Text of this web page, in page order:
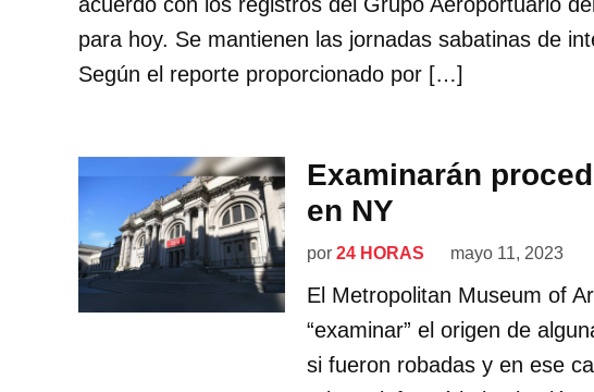
para hoy. Se mantienen las jornadas sabatinas de
Según el reporte proporcionado por […]
Examinarán
en NY
por 24 HORAS mayo 11, 2023
El Metropolitan Museum of
“examinar” el origen de
si fueron robadas y en ese